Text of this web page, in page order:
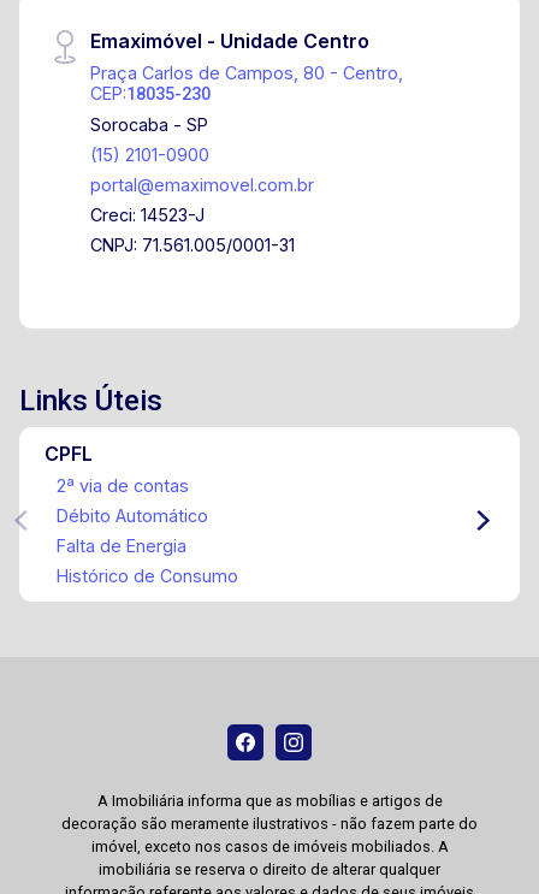
Emaximóvel - Unidade Centro
Praça Carlos de Campos, 80 - Centro,
CEP:18035-230
Sorocaba - SP
(15) 2101-0900
portal@emaximovel.com.br
Creci: 14523-J
CNPJ: 71.561.005/0001-31
Links Úteis
CPFL
2ª via de contas
Débito Automático
Falta de Energia
Histórico de Consumo
A Imobiliária informa que as mobílias e artigos de
decoração são meramente ilustrativos - não fazem parte do
imóvel, exceto nos casos de imóveis mobiliados. A
imobiliária se reserva o direito de alterar qualquer